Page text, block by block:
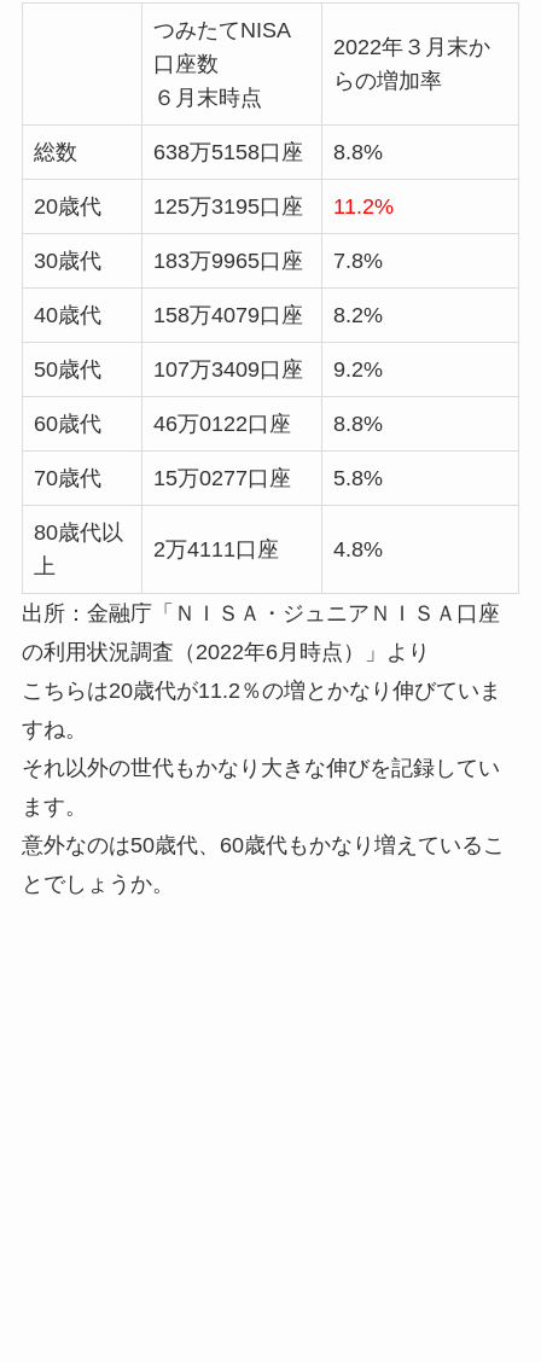
つみたてNISA
口座数
６月末時点
2022年３月末か
らの増加率
総数 638万5158口座 8.8%
20歳代 125万3195口座 11.2%
30歳代 183万9965口座 7.8%
40歳代 158万4079口座 8.2%
50歳代 107万3409口座 9.2%
60歳代 46万0122口座 8.8%
70歳代 15万0277口座 5.8%
80歳代以
上
2万4111口座 4.8%
出所：金融庁「ＮＩＳＡ・ジュニアＮＩＳＡ口座
の利用状況調査（2022年6月時点）」より
こちらは20歳代が11.2％の増とかなり伸びていま
すね。
それ以外の世代もかなり大きな伸びを記録してい
ます。
意外なのは50歳代、60歳代もかなり増えているこ
とでしょうか。